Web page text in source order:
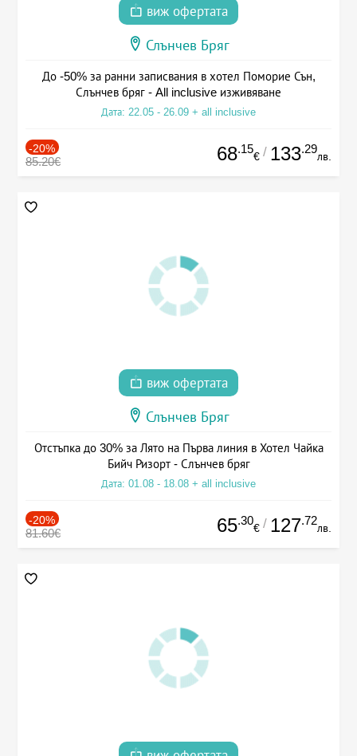
виж офертата
Слънчев Бряг
До -50% за ранни записвания в хотел Поморие Сън,
Слънчев бряг - All inclusive изживяване
Дата: 22.05 - 26.09 + all inclusive
-20%
85.20€ 68.15
€ / 133.29
лв.
виж офертата
Слънчев Бряг
Отстъпка до 30% за Лято на Първа линия в Хотел Чайка
Бийч Ризорт - Слънчев бряг
Дата: 01.08 - 18.08 + all inclusive
-20%
81.60€ 65.30
€ / 127.72
лв.